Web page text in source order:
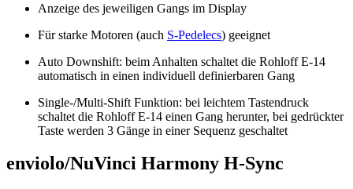
Anzeige des jeweiligen Gangs im Display
Für starke Motoren (auch S-Pedelecs) geeignet
Auto Downshift: beim Anhalten schaltet die Rohloff E-14
automatisch in einen individuell definierbaren Gang
Single-/Multi-Shift Funktion: bei leichtem Tastendruck
schaltet die Rohloff E-14 einen Gang herunter, bei gedrückter
Taste werden 3 Gänge in einer Sequenz geschaltet
enviolo/NuVinci Harmony H-Sync